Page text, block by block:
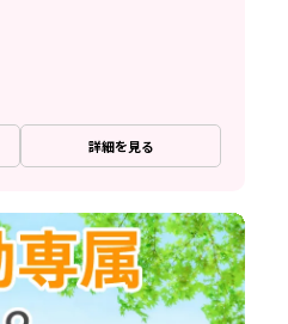
詳細を見る